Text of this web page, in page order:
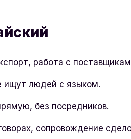
работа с
ищут людей с языком.
без посредников.
сопровождение